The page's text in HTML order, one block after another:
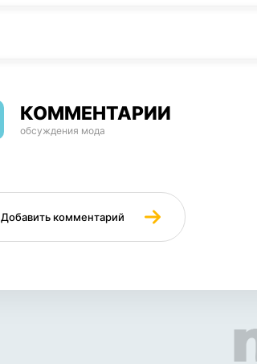
КОММЕНТАРИИ
обсуждения мода
Добавить комментарий